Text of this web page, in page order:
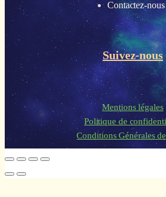
Contactez-nous
Suivez-nous
Mentions légales
Politique de
Conditions Générales